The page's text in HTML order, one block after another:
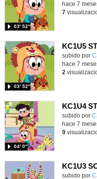
03′ 52″
hace 7
7
KC1U5
Contenido
subido por
03′ 52″
hace 7
2
KC1U4
Contenido
subido por
04′ 0″
hace 7
9
KC1U3
Contenido
subido por